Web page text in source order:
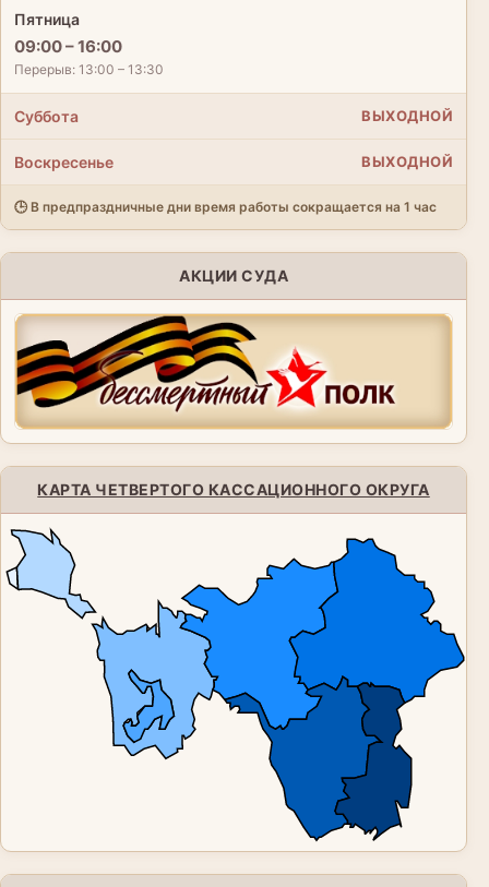
Пятница
09:00 – 16:00
Перерыв: 13:00 – 13:30
Суббота ВЫХОДНОЙ
Воскресенье ВЫХОДНОЙ
🕒 В предпраздничные дни время работы сокращается на 1 час
АКЦИИ СУДА
КАРТА ЧЕТВЕРТОГО КАССАЦИОННОГО ОКРУГА